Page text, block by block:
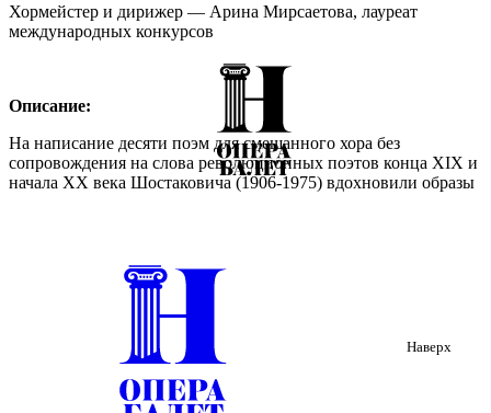
Хормейстер и дирижер — Арина Мирсаетова, лауреат
международных конкурсов
Описание:
На написание десяти поэм для смешанного хора без
сопровождения на слова революционных поэтов конца XIX и
начала XХ века Шостаковича (1906-1975) вдохновили образы
века. В его музыке – мрак тюрем и застенков палачей из
НКВД, расстрел мирной демонстрации 9 января и сталинские
Шнитке(1934–1998) передан с большой ясностью и глубиной.
«Его музыка входит в нашу жизнь иллюзорной, духовной
реальностью», - писал музыковед Александр Ивашкин.
Наверх